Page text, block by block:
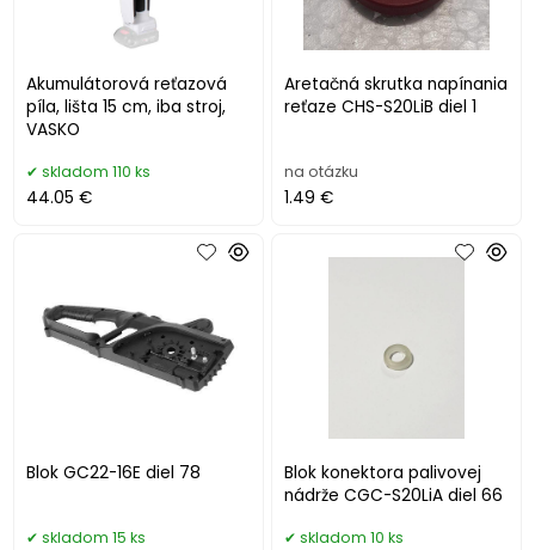
Akumulátorová reťazová
píla, lišta 15 cm, iba stroj,
VASKO
skladom 110 ks
44.05 €
Aretačná skrutka napínania
reťaze CHS-S20LiB diel 1
na otázku
1.49 €
Blok GC22-16E diel 78
skladom 15 ks
Blok konektora palivovej
nádrže CGC-S20LiA diel 66
skladom 10 ks